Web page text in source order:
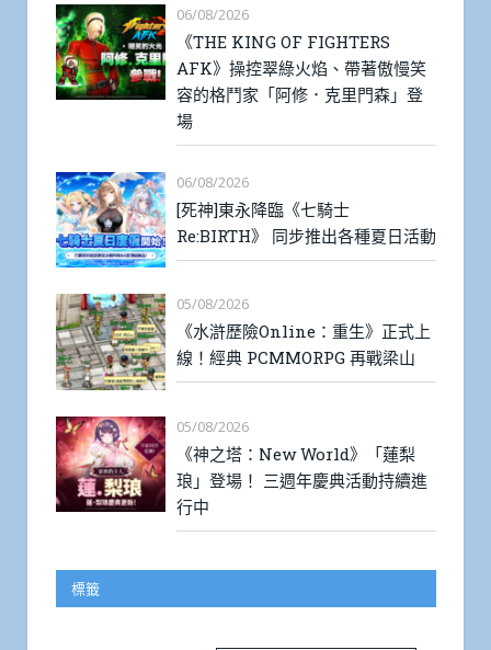
06/08/2026
《THE KING OF FIGHTERS
AFK》操控翠綠火焰、帶著傲慢笑
容的格鬥家「阿修．克里門森」登
場
06/08/2026
[死神]東永降臨《七騎士
Re:BIRTH》 同步推出各種夏日活動
05/08/2026
《水滸歷險Online：重生》正式上
線！經典 PCMMORPG 再戰梁山
05/08/2026
《神之塔：New World》「蓮梨
琅」登場！ 三週年慶典活動持續進
行中
標籤